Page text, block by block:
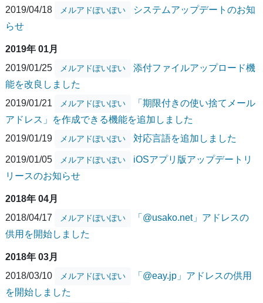
2019/04/18
メルアドぽいぽい
システムアップデートのお知
らせ
2019年 01月
2019/01/25
メルアドぽいぽい
添付ファイルアップロード機
能を改良しました
2019/01/21
メルアドぽいぽい
「期限付きの使い捨てメール
アドレス」を作成できる機能を追加しました
2019/01/19
メルアドぽいぽい 対応言語を追加しました
2019/01/05 メルアドぽいぽい
iOSアプリ版アップデートリ
リースのお知らせ
2018年 04月
2018/04/17
メルアドぽいぽい
「@usako.net」アドレスの
供用を開始しました
2018年 03月
2018/03/10
メルアドぽいぽい
「@eay.jp」アドレスの供用
を開始しました